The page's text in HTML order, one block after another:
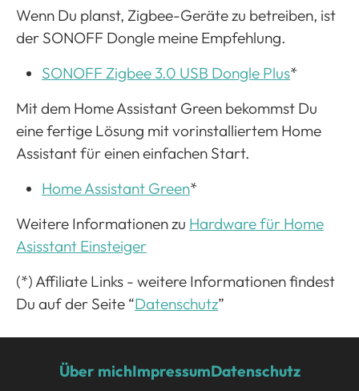
Wenn Du planst, Zigbee-Geräte zu betreiben, ist
der SONOFF Dongle meine Empfehlung.
SONOFF Zigbee 3.0 USB Dongle Plus*
Mit dem Home Assistant Green bekommst Du
eine fertige Lösung mit vorinstalliertem Home
Assistant für einen einfachen Start.
Home Assistant Green*
Weitere Informationen zu Hardware für Home
Asisstant Einsteiger
(*) Affiliate Links - weitere Informationen findest
Du auf der Seite “Datenschutz”
Über michImpressumDatenschutz